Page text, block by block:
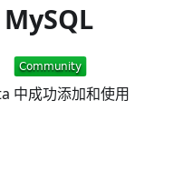
中成功添加和使用